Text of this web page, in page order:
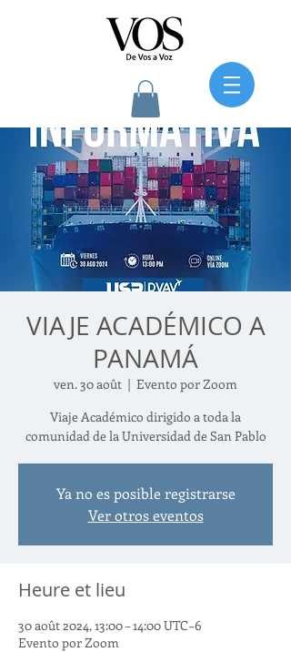
VIAJE ACADÉMICO A
PANAMÁ
ven. 30 août
  |
Evento por Zoom
Viaje Académico dirigido a toda la
comunidad de la Universidad de San Pablo
Ya no es posible registrarse
Ver otros eventos
Heure et lieu
30 août 2024, 13:00 – 14:00 UTC−6
Evento por Zoom